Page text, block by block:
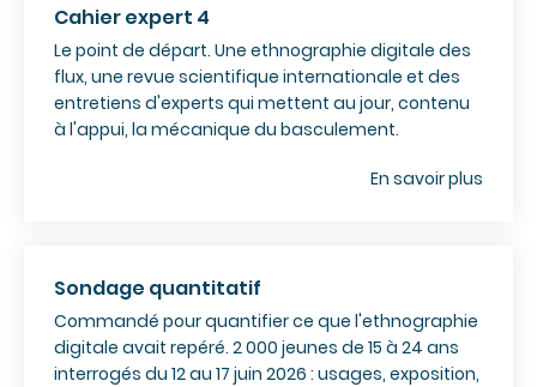
Cahier expert 4
Le point de départ. Une ethnographie digitale des
flux, une revue scientifique internationale et des
entretiens d'experts qui mettent au jour, contenu
à l'appui, la mécanique du basculement.
En savoir plus
Sondage quantitatif
Commandé pour quantifier ce que l'ethnographie
digitale avait repéré. 2 000 jeunes de 15 à 24 ans
interrogés du 12 au 17 juin 2026 : usages, exposition,